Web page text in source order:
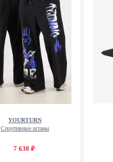
YOURTURN
Спортивные штаны
7 630 ₽